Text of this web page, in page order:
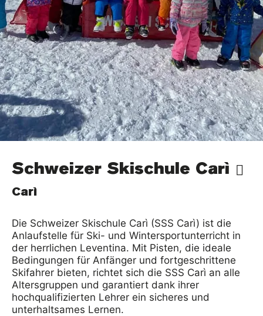
Schweizer Skischule Carì
Carì
Die Schweizer Skischule Carì (SSS Carì) ist die
Anlaufstelle für Ski- und Wintersportunterricht in
der herrlichen Leventina. Mit Pisten, die ideale
Bedingungen für Anfänger und fortgeschrittene
Skifahrer bieten, richtet sich die SSS Carì an alle
Altersgruppen und garantiert dank ihrer
hochqualifizierten Lehrer ein sicheres und
unterhaltsames Lernen.